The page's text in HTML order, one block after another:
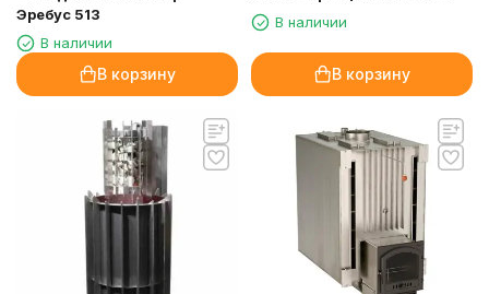
Эребус 513
В наличии
В корзину
В наличии
В корзину